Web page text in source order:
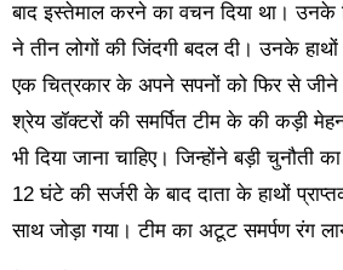
बाद इस्तेमाल करने का वचन दिया था। उनके
ने तीन लोगों की जिंदगी बदल दी। उनके
एक चित्रकार के अपने सपनों को फिर से जीने
श्रेय डॉक्टरों की समर्पित टीम के की कड़ी
भी दिया जाना चाहिए। जिन्होंने बड़ी चुनौती
12 घंटे की सर्जरी के बाद दाता के हाथों
साथ जोड़ा गया। टीम का अटूट समर्पण रंग